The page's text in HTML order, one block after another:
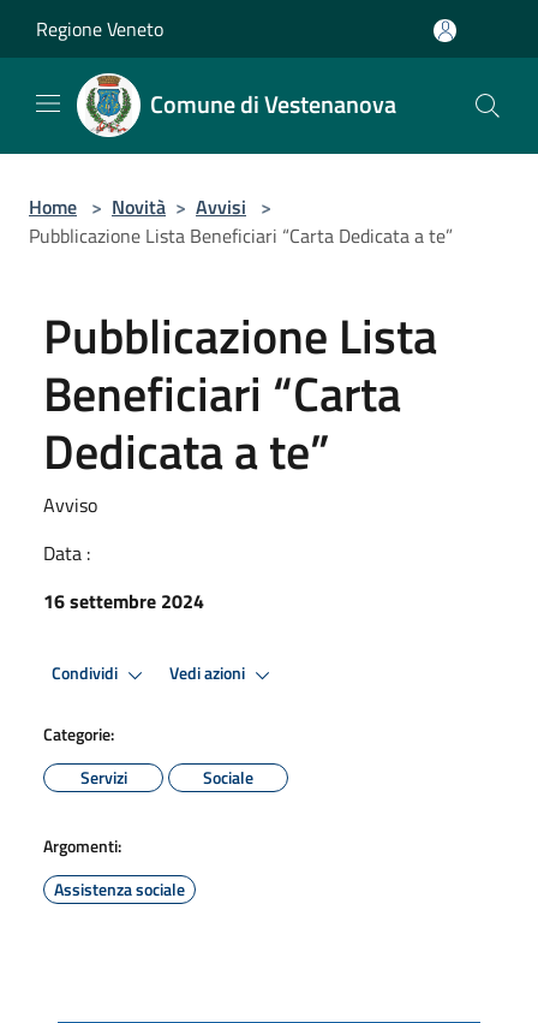
Regione Veneto
Comune di Vestenanova
Home > Novità > Avvisi >
Pubblicazione Lista Beneficiari “Carta Dedicata a te”
Pubblicazione Lista
Beneficiari “Carta
Dedicata a te”
Avviso
Data :
16 settembre 2024
Condividi Vedi azioni
Categorie:
Servizi
Sociale
Argomenti:
Assistenza sociale